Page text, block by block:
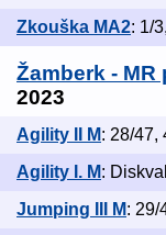
Zkouška MA2: 1/
Žamberk - MR
2023
Agility II M: 28/47,
Agility I. M:
Jumping III M: 29/